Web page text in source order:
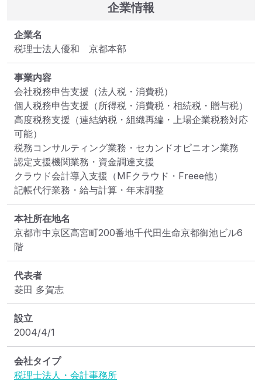
企業情報
企業名
税理士法人優和　京都本部
事業内容
会社税務申告支援（法人税・消費税）
個人税務申告支援（所得税・消費税・相続税・贈与税）
高度税務支援（連結納税・組織再編・上場企業税務対応
可能）
税務コンサルティング業務・セカンドオピニオン業務
認定支援機関業務・資金調達支援
クラウド会計導入支援（MFクラウド・Freee他）
記帳代行業務・給与計算・年末調整
本社所在地名
京都市中京区高宮町200番地千代田生命京都御池ビル6
階
代表者
菱田 多賀志
設立
2004/4/1
会社タイプ
税理士法人・会計事務所